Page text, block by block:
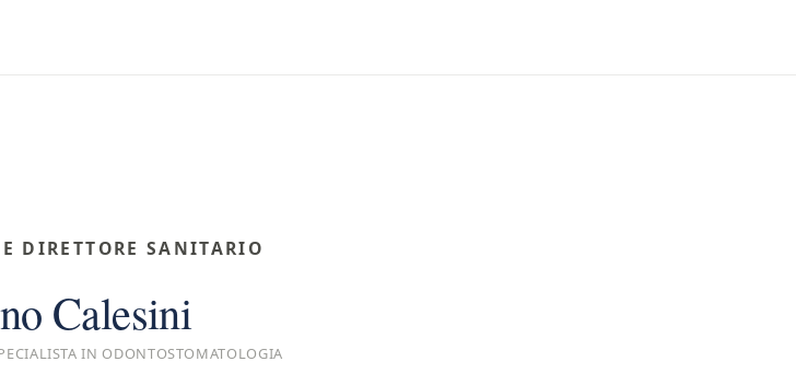
DIRETTORE SANITARIO
Calesini
IN ODONTOSTOMATOLOGIA